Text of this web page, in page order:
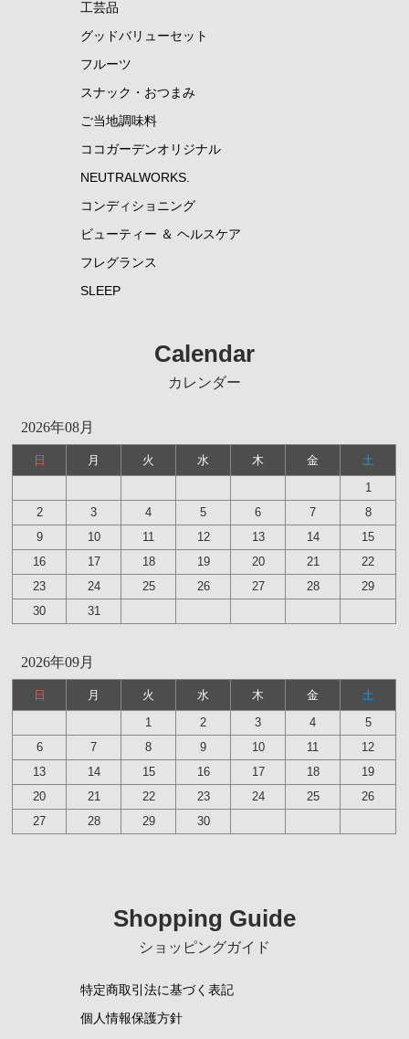
工芸品
グッドバリューセット
フルーツ
スナック・おつまみ
ご当地調味料
ココガーデンオリジナル
NEUTRALWORKS.
コンディショニング
ビューティー ＆ ヘルスケア
フレグランス
SLEEP
Calendar
カレンダー
2026年08月
日 月 火 水 木 金
土
1
2
3 4 5 6 7
8
9
10 11 12 13 14
15
16
17 18 19 20 21
22
23
24 25 26 27 28
29
30
31
2026年09月
日 月 火 水 木 金
土
1
2 3 4
5
6
7 8 9 10 11
12
13
14 15 16 17 18
19
20
21 22 23 24 25
26
27
28 29 30
Shopping Guide
ショッピングガイド
特定商取引法に基づく表記
個人情報保護方針